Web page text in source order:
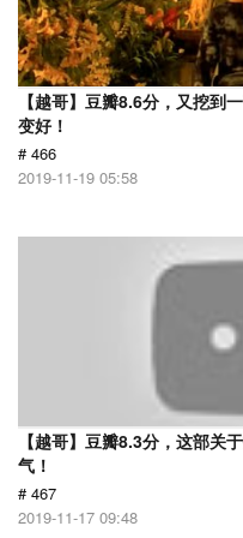
【越哥】豆瓣8.6分，又挖到
变好！
# 466
2019-11-19 05:58
【越哥】豆瓣8.3分，这部关
气！
# 467
2019-11-17 09:48